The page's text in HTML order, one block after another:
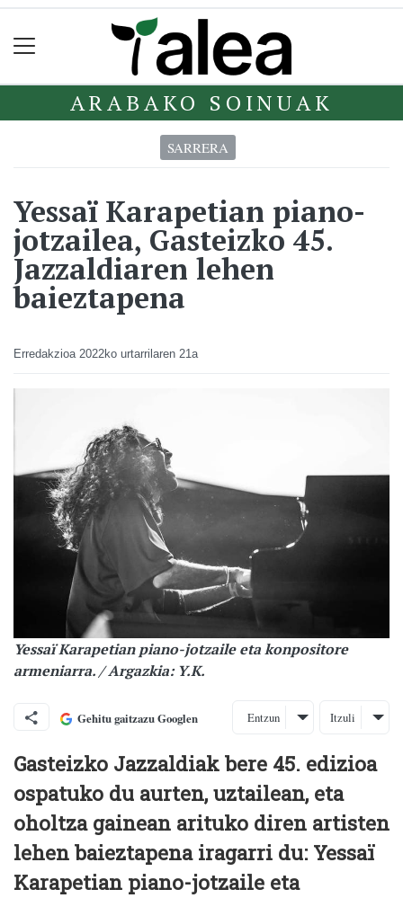
ARABAKO SOINUAK
SARRERA
Yessaï Karapetian piano-
jotzailea, Gasteizko 45.
Jazzaldiaren lehen
baieztapena
Erredakzioa 2022ko urtarrilaren 21a
Yessaï Karapetian piano-jotzaile eta konpositore
armeniarra. / Argazkia: Y.K.
Gehitu gaitzazu Googlen Entzun Itzuli
Gasteizko Jazzaldiak bere 45. edizioa
ospatuko du aurten, uztailean, eta
oholtza gainean arituko diren artisten
lehen baieztapena iragarri du: Yessaï
Karapetian piano-jotzaile eta